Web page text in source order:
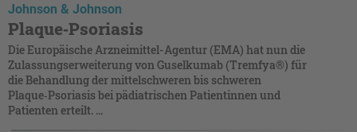
Johnson & Johnson
Plaque‑Psoriasis
Die Europäische Arzneimittel-Agentur (EMA) hat nun die
Zulassungserweiterung von Guselkumab (Tremfya®) für
die Behandlung der mittelschweren bis schweren
Plaque‑Psoriasis bei pädiatrischen Patientinnen und
Patienten erteilt. ...